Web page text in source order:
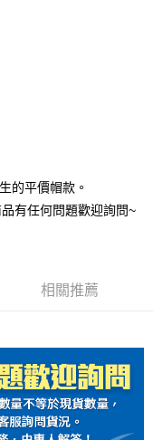
的平價帽款。
有任何問題歡迎詢問~
相關推薦